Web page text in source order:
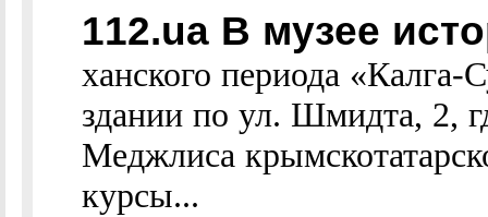
112.ua В музее
ханского периода «Калга-
здании по ул. Шмидта, 2,
Меджлиса
курсы...